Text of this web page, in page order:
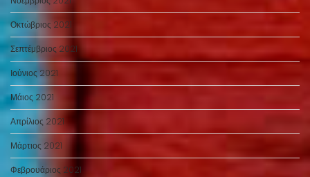
Οκτώβριος 2021
Σεπτέμβριος 2021
Ιούνιος 2021
Μάιος 2021
Απρίλιος 2021
Μάρτιος 2021
Φεβρουάριος 2021